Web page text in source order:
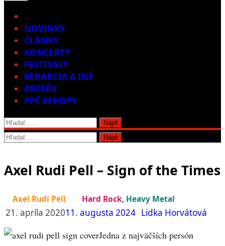
NOVINKY
ČLÁNKY
KONCERTY
FESTIVALY
REDAKCIA A INÉ
ARCHÍV
PPČ ESHOPY
Hľadať:
Hľadať:
Axel Rudi Pell – Sign of the Times
Axel Rudi Pell Hard Rock, Heavy Metal
21. apríla 202011. augusta 2024 Lidka Horvátová
Jedna z najväčších persón